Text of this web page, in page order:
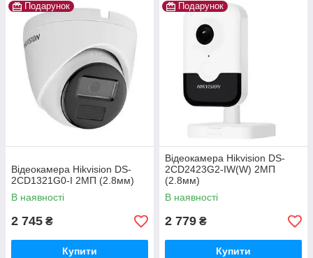
Подарунок
Відеокамера Hikvision DS-
2CD1321G0-I 2МП (2.8мм)
В наявності
2 745 ₴
Купити
Подарунок
Відеокамера Hikvision DS-
2CD2423G2-IW(W) 2МП
(2.8мм)
В наявності
2 779 ₴
Купити